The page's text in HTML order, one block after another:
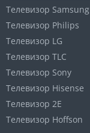
Телевизор Samsung
Телевизор Philips
Телевизор LG
Телевизор TLC
Телевизор Sony
Телевизор Hisense
Телевизор 2E
Телевизор Hoffson